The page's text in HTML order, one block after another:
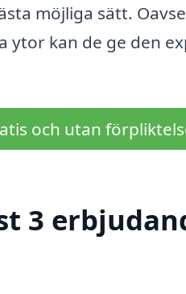
möjliga sätt.
ytor kan de ge den
och utan
3